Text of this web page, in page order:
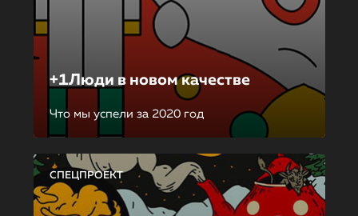
+1Люди в новом качестве
Что мы успели за 2020 год
СПЕЦПРОЕКТ